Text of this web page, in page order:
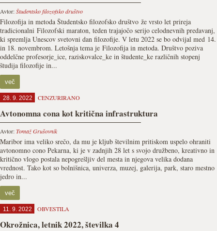
Avtor:Študentsko filozofsko društvo
Filozofija in metoda Študentsko filozofsko društvo že vrsto let prireja
tradicionalni Filozofski maraton, teden trajajočo serijo celodnevnih predavanj,
ki spremlja Unescov svetovni dan filozofije. V letu 2022 se bo odvijal med 14.
in 18. novembrom. Letošnja tema je Filozofija in metoda. Društvo poziva
oddelčne profesorje_ice, raziskovalce_ke in študente_ke različnih stopenj
študija filozofije in...
več
28. 9. 2022 CENZURIRANO
Avtonomna cona kot kritična infrastruktura
Avtor:Tomaž Grušovnik
Maribor ima veliko srečo, da mu je kljub številnim pritiskom uspelo ohraniti
avtonomno cono Pekarna, ki je v zadnjih 28 let s svojo družbeno, kreativno in
kritično vlogo postala nepogrešljiv del mesta in njegova velika dodana
vrednost. Tako kot so bolnišnica, univerza, muzej, galerija, park, staro mestno
jedro in...
več
11. 9. 2022 OBVESTILA
Okrožnica, letnik 2022, številka 4